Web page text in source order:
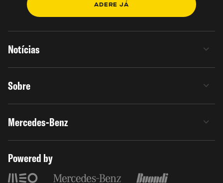
ADERE JÁ
Notícias
Sobre
Mercedes-Benz
Powered by